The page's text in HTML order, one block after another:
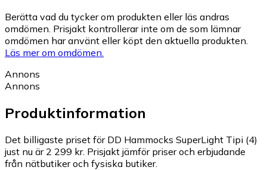
Berätta vad du tycker om produkten eller läs andras
omdömen. Prisjakt kontrollerar inte om de som lämnar
omdömen har använt eller köpt den aktuella produkten.
Läs mer om omdömen.
Annons
Annons
Produktinformation
Det billigaste priset för DD Hammocks SuperLight Tipi (4)
just nu är 2 299 kr. Prisjakt jämför priser och erbjudande
från nätbutiker och fysiska butiker.